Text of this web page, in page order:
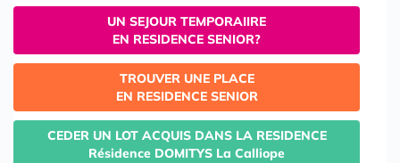
UN SEJOUR TEMPORAIIRE
EN RESIDENCE SENIOR?
TROUVER UNE PLACE
EN RESIDENCE SENIOR
CEDER UN LOT ACQUIS DANS LA RESIDENCE
Résidence DOMITYS La Calliope